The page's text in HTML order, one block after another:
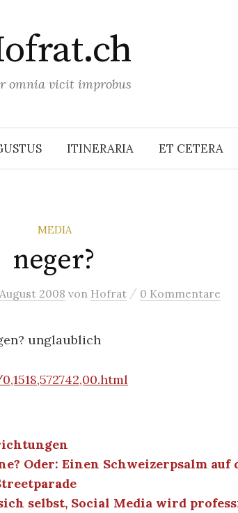
omnia vicit improbus
ITINERARIA ET CETERA
MEDIA
neger?
2008 von Hofrat / 0 Kommentare
unglaublich
Oder: Einen Schweizerpsalm auf
selbst, Social Media wird